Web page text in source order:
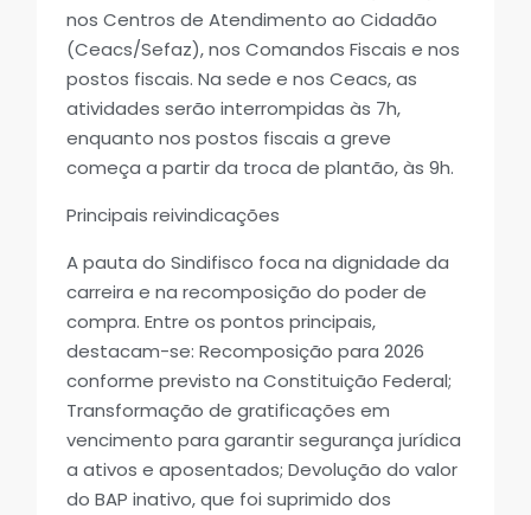
nos Centros de Atendimento ao Cidadão
(Ceacs/Sefaz), nos Comandos Fiscais e nos
postos fiscais. Na sede e nos Ceacs, as
atividades serão interrompidas às 7h,
enquanto nos postos fiscais a greve
começa a partir da troca de plantão, às 9h.
Principais reivindicações
A pauta do Sindifisco foca na dignidade da
carreira e na recomposição do poder de
compra. Entre os pontos principais,
destacam-se: Recomposição para 2026
conforme previsto na Constituição Federal;
Transformação de gratificações em
vencimento para garantir segurança jurídica
a ativos e aposentados; Devolução do valor
do BAP inativo, que foi suprimido dos